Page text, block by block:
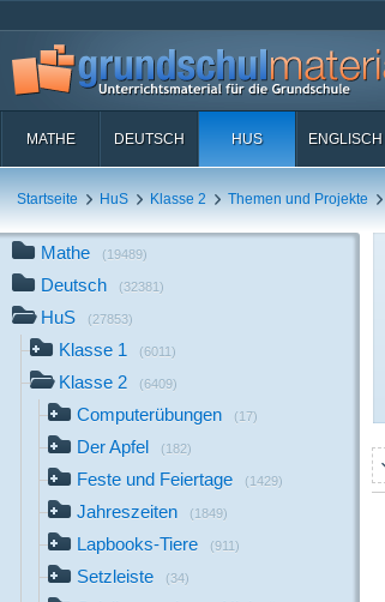
MATHE DEUTSCH HUS ENGLISCH
Startseite HuS Klasse 2 Themen und Projekte
Mathe (19489)
Deutsch (32381)
HuS (27853)
Klasse 1 (6011)
Klasse 2 (6409)
Computerübungen (17)
Der Apfel (182)
Feste und Feiertage (1429)
Jahreszeiten (1849)
Lapbooks-Tiere (911)
Setzleiste (34)